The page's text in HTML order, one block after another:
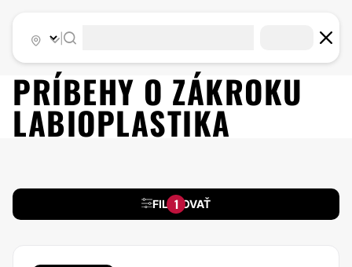
PRÍBEHY O ZÁKROKU
LABIOPLASTIKA
FILTROVAŤ
1